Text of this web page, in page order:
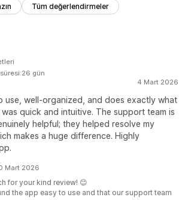
Tüm değerlendirmeler
4 Mart 2026
use, well‑organized, and does exactly what
quick and intuitive. The support team is
helpful; they helped resolve my
makes a huge difference. Highly
gün
Mart 2026
for your kind review! 😊
the app easy to use and that our support team